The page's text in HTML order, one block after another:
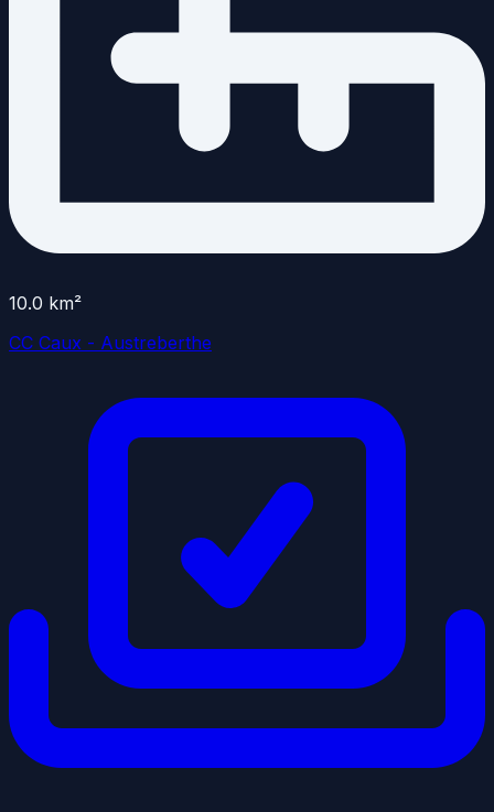
10.0 km²
CC Caux - Austreberthe